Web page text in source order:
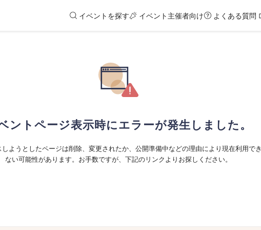
イベントを探す イベント主催者向け よくある質問
ントページ表示時にエラーが発生しました。
しようとしたページは削除、変更されたか、公開準備中などの理由により現在利用でき
ない可能性があります。お手数ですが、下記のリンクよりお探しください。